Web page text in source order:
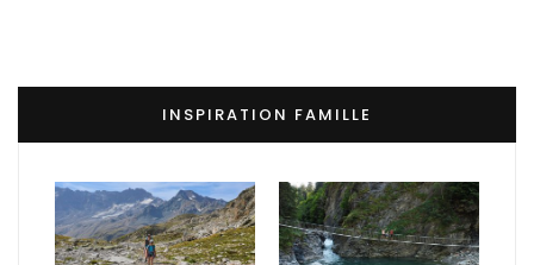
INSPIRATION FAMILLE